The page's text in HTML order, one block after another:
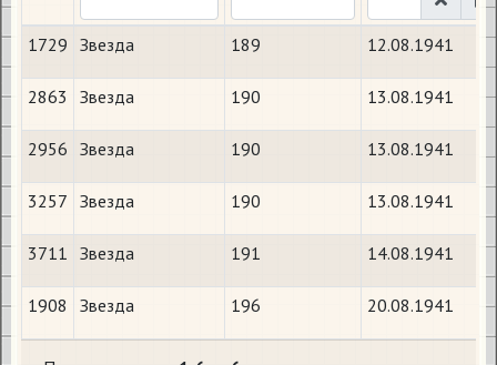
1729 Звезда 189 12.08.1941
2863 Звезда 190 13.08.1941
2956 Звезда 190 13.08.1941
3257 Звезда 190 13.08.1941
3711 Звезда 191 14.08.1941
1908 Звезда 196 20.08.1941